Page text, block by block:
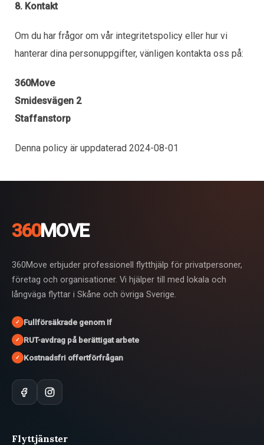
8. Kontakt
Om du har frågor om vår integritetspolicy eller hur vi
hanterar dina personuppgifter, vänligen kontakta oss på:
360Move
Smidesvägen 2
Staffanstorp
Denna policy är uppdaterad 2024-08-01
360MOVE
360Move erbjuder professionell flytthjälp för privatpersoner,
företag och organisationer. Vi hjälper till med lokala och
långväga flyttar i Skåne och övriga Sverige.
✓ Fullförsäkrade genom If
✓ RUT-avdrag på berättigat arbete
✓ Kostnadsfri offertförfrågan
Flyttjänster